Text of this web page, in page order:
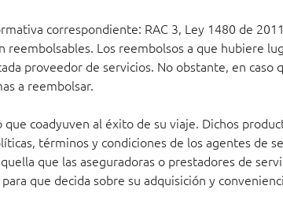
correspondiente: RAC 3, Ley 1480 de
Los reembolsos a que hubiere
proveedor de servicios. No obstante, en
a reembolsar.
coadyuven al éxito de su viaje. Dichos
términos y condiciones de los agentes de
que las aseguradoras o prestadores de
que decida sobre su adquisición y